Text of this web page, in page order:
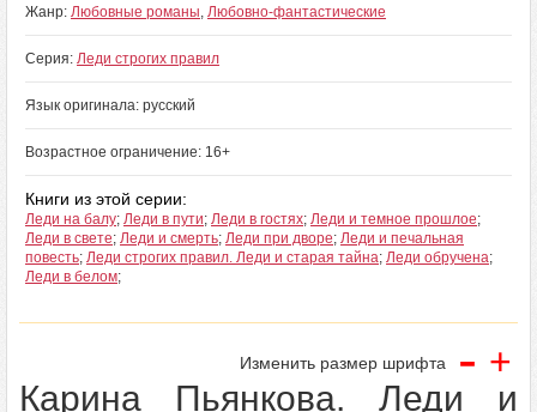
Жанр: Любовные романы, Любовно-фантастические
Серия: Леди строгих правил
Язык оригинала: русский
Возрастное ограничение: 16+
Книги из этой серии:
Леди на балу; Леди в пути; Леди в гостях; Леди и темное прошлое;
Леди в свете; Леди и смерть; Леди при дворе; Леди и печальная
повесть; Леди строгих правил. Леди и старая тайна; Леди обручена;
Леди в белом;
Изменить размер шрифта - +
Карина Пьянкова. Леди и